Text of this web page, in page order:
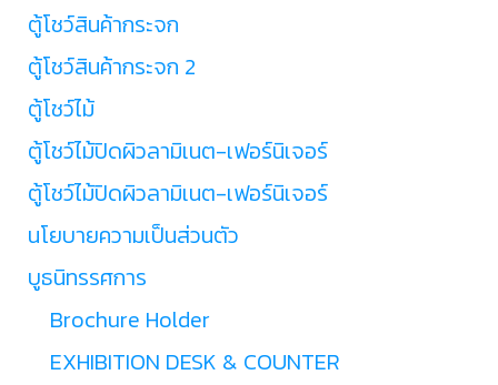
ตู้โชว์สินค้ากระจก
ตู้โชว์สินค้ากระจก 2
ตู้โชว์ไม้
ตู้โชว์ไม้ปิดผิวลามิเนต-เฟอร์นิเจอร์
ตู้โชว์ไม้ปิดผิวลามิเนต-เฟอร์นิเจอร์
นโยบายความเป็นส่วนตัว
บูธนิทรรศการ
Brochure Holder
EXHIBITION DESK & COUNTER